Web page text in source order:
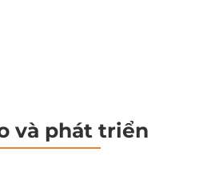
và phát triển